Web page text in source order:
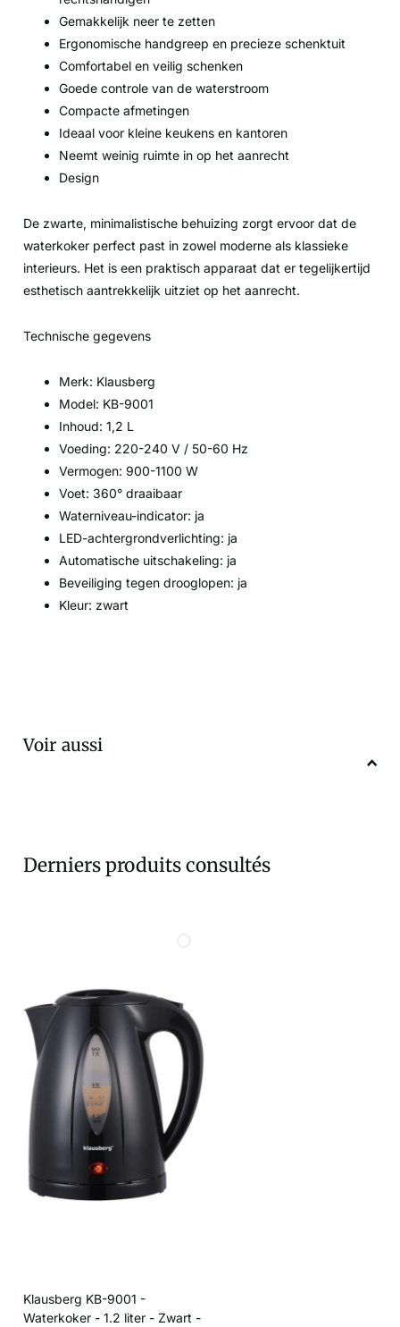
Gemakkelijk neer te zetten
Ergonomische handgreep en precieze schenktuit
Comfortabel en veilig schenken
Goede controle van de waterstroom
Compacte afmetingen
Ideaal voor kleine keukens en kantoren
Neemt weinig ruimte in op het aanrecht
Design
De zwarte, minimalistische behuizing zorgt ervoor dat de
waterkoker perfect past in zowel moderne als klassieke
interieurs. Het is een praktisch apparaat dat er tegelijkertijd
esthetisch aantrekkelijk uitziet op het aanrecht.
Technische gegevens
Merk: Klausberg
Model: KB-9001
Inhoud: 1,2 L
Voeding: 220-240 V / 50-60 Hz
Vermogen: 900-1100 W
Voet: 360° draaibaar
Waterniveau-indicator: ja
LED-achtergrondverlichting: ja
Automatische uitschakeling: ja
Beveiliging tegen drooglopen: ja
Kleur: zwart
Voir aussi
Derniers produits consultés
Klausberg KB-9001 -
Waterkoker - 1.2 liter - Zwart -